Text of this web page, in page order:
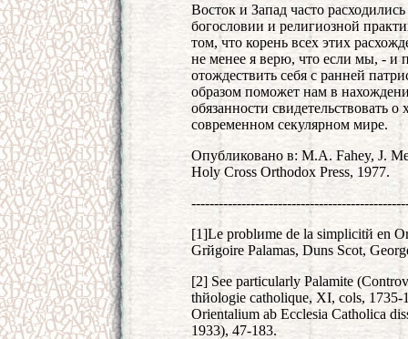
Восток и Запад часто
богословии и религиозной
том, что корень всех этих
не менее я верю, что если мы, - и
отождествить себя с ранней
образом поможет нам в
обязанности свидетельствовать
современном секулярном мире.
Опубликовано в: M.A. Fahey, J.
Holy Cross Orthodox Press, 1977.
[1]Le problиme de la simplicitй en
Grйgoire Palamas, Duns Scot,
[2] See particularly Palamite
thйologie catholique, XI, cols,
Orientalium ab Ecclesia Catholica
1933), 47-183.